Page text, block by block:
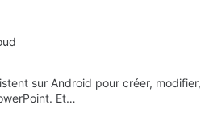
sur Android pour créer, modifier,
Et…